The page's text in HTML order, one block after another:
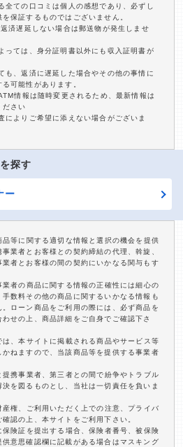
全ての口コミは個人の感想であり、必ずし
保証するものではございません。
済遅延しない場合は郵送物が発生しませ
っては、身分証明書以外にも収入証明書が
も、返済に遅延した場合やその他の事情に
可能性があります。
情報は随時変更されるため、最新情報は
ださい
よりご希望に添えない場合がございま
探す
ー
等に関する適切な情報と選択の機会を提供
業者とお客様との契約締結の代理、斡旋、
者とお客様の間の契約にいかなる関与もす
者の商品に関する情報の正確性には細心の
数料その他の商品に関するいかなる情報も
ローン商品をご利用の際には、必ず商品を
せの上、商品詳細をご自身でご確認下さ
、本サイトに掲載される商品やサービス等
ねますので、当該商品等を提供する事業者
携事業者、第三者との間で紛争やトラブル
を図るものとし、当社は一切責任を負いま
権、ご利用いただく上での注意、プライバ
認の上、本サイトをご利用下さい。
険証を提出する場合、保険者番号、被保険
意思確認欄に記載がある場合はマスキング